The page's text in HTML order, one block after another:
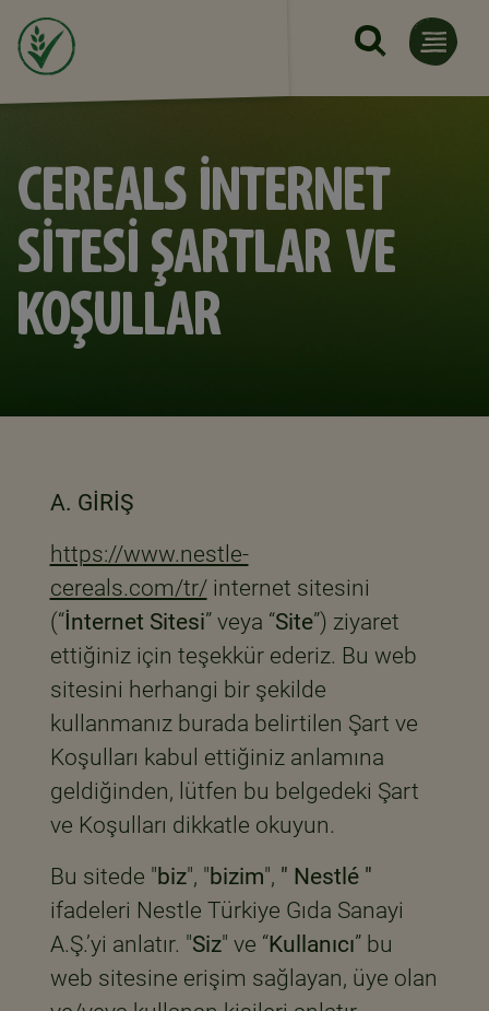
CEREALS İNTERNET
SİTESİ ŞARTLAR VE
KOŞULLAR
A. GİRİŞ
https://www.nestle-
cereals.com/tr/internet sitesini
(“İnternet Sitesi” veya “Site”) ziyaret
ettiğiniz için teşekkür ederiz. Bu web
sitesini herhangi bir şekilde
kullanmanız burada belirtilen Şart ve
Koşulları kabul ettiğiniz anlamına
geldiğinden, lütfen bu belgedeki Şart
ve Koşulları dikkatle okuyun.
Bu sitede "biz", "bizim", " Nestlé "
ifadeleri Nestle Türkiye Gıda Sanayi
A.Ş.’yi anlatır. "Siz" ve “Kullanıcı” bu
web sitesine erişim sağlayan, üye olan